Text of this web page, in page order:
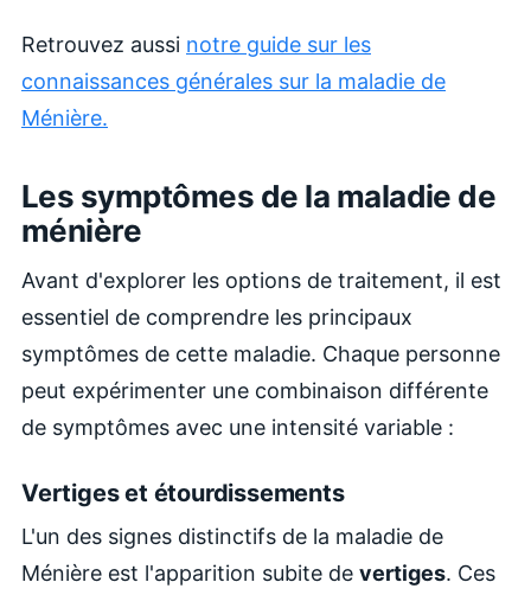
Retrouvez aussi notre guide sur les
connaissances générales sur la maladie de
Ménière.
Les symptômes de la maladie de
ménière
Avant d'explorer les options de traitement, il est
essentiel de comprendre les principaux
symptômes de cette maladie. Chaque personne
peut expérimenter une combinaison différente
de symptômes avec une intensité variable :
Vertiges et étourdissements
L'un des signes distinctifs de la maladie de
Ménière est l'apparition subite de vertiges. Ces